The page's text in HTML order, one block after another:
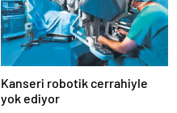
Kanseri robotik cerrahiyle
yok ediyor